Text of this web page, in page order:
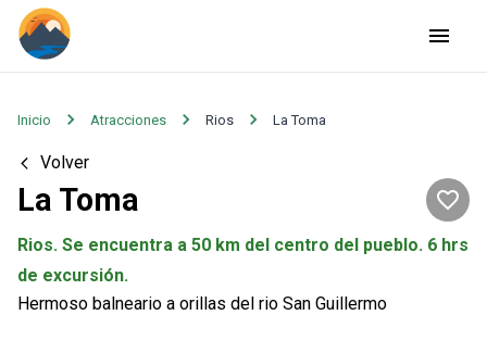
Inicio Atracciones Rios La Toma
Volver
La Toma
Rios. Se encuentra a 50 km del centro del pueblo. 6 hrs
de excursión.
Hermoso balneario a orillas del rio San Guillermo